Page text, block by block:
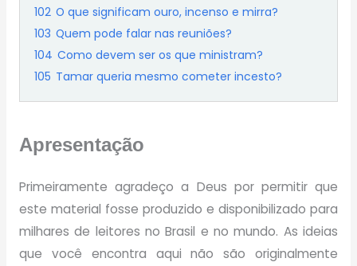
102 O que significam ouro, incenso e mirra?
103 Quem pode falar nas reuniões?
104 Como devem ser os que ministram?
105 Tamar queria mesmo cometer incesto?
Apresentação
Primeiramente agradeço a Deus por permitir que
este material fosse produzido e disponibilizado para
milhares de leitores no Brasil e no mundo. As ideias
que você encontra aqui não são originalmente